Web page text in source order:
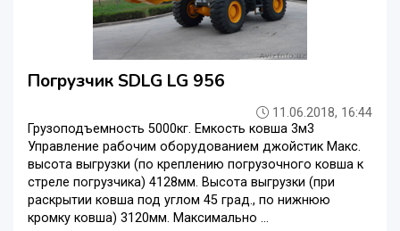
Погрузчик SDLG LG 956
11.06.2018, 16:44
Грузоподъемность 5000кг. Емкость ковша 3м3
Управление рабочим оборудованием джойстик Макс.
высота выгрузки (по креплению погрузочного ковша к
стреле погрузчика) 4128мм. Высота выгрузки (при
раскрытии ковша под углом 45 град., по нижнюю
кромку ковша) 3120мм. Максимально ...